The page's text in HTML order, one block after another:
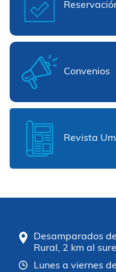
Convenios
Revista
Desamparados
Rural, 2 km al
Lunes a viernes